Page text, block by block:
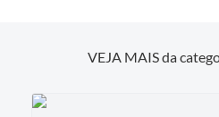
VEJA MAIS da